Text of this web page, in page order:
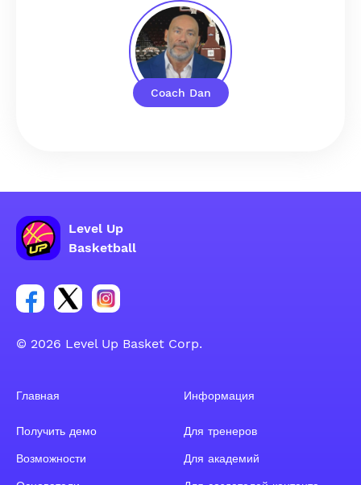
Coach Dan
Level Up
Basketball
Ссылка на группу Facebook
Ссылка на группу Tweeter
Ссылка на группу Instagram
© 2026 Level Up Basket Corp.
Главная
Получить демо
Возможности
Информация
Для тренеров
Для академий